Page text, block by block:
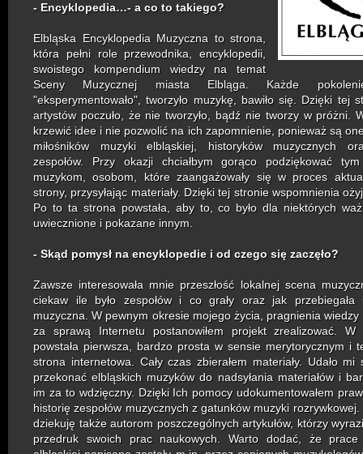
- Encyklopedia…- a co to takiego?
Elbląska Encyklopedia Muzyczna to strona,
która pełni role przewodnika, encyklopedii,
swoistego kompendium wiedzy na temat
Sceny Muzycznej miasta Elbląga. Każde
"eksperymentowało", tworzyło muzykę, bawiło się. Dzięki tej
artystów poczuło, że nie tworzyło, bądź nie tworzy w próżni.
krzewić idee i nie pozwolić na ich zapomnienie, ponieważ są
miłośników muzyki elbląskiej, historyków muzycznych
zespołów. Przy okazji chciałbym gorąco podziękować
muzykom, osobom, które zaangażowały się w proces
strony, przysyłając materiały. Dzięki tej stronie wspomnienia
Po to ta strona powstała, aby to, co było dla niektórych
uwiecznione i pokazane innym.
- Skąd pomysł na encyklopedie i od czego się zaczęło?
Zawsze interesowała mnie przeszłość lokalnej scena
ciekaw ile było zespołów i co grały oraz jak przebiegała
muzyczna. W pewnym okresie mojego życia, pragnienia wiedzy
za sprawą Internetu postanowiłem projekt zrealizować.
powstała pierwsza, bardzo prosta w sensie merytorycznym i
strona internetowa. Cały czas zbierałem materiały. Udało mi
przekonać elbląskich muzyków do nadsyłania materiałów i
im za to wdzięczny. Dzięki Ich pomocy udokumentowałem
historię zespołów muzycznych z gatunków muzyki
dziekuję także autorom poszczególnych artykułów, którzy
przedruk swoich prac naukowych. Warto dodać, że